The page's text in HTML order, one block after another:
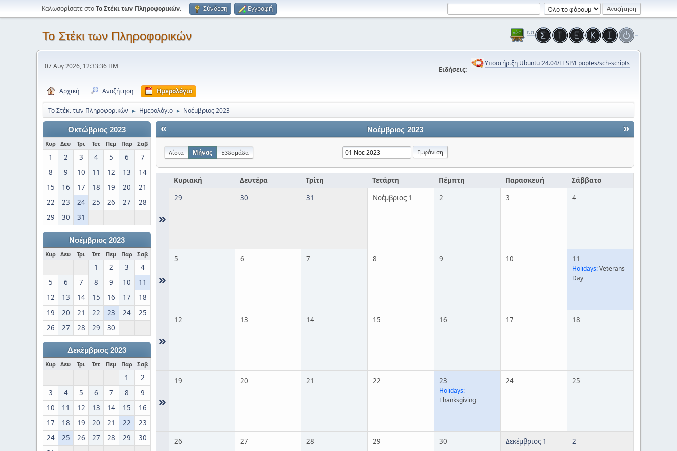
Καλωσορίσατε στοΤο Στέκι των Πληροφορικών. Σύνδεση Εγγραφή
Το Στέκι των Πληροφορικών
07 Αυγ 2026, 12:33:36 ΠΜ Ειδήσεις:
Υποστήριξη Ubuntu 24.04/LTSP/Epoptes/sch-scripts
Αρχική Αναζήτηση Ημερολόγιο
Το Στέκι των Πληροφορικών ► Ημερολόγιο ► Νοέμβριος 2023
Οκτώβριος 2023
Κυρ Δευ Τρι Τετ Πεμ Παρ Σαβ
1 2 3 4 5 6
7
8
9 10 11 12 13
14
15
16 17 18 19 20
21
22
23 24 25 26 27
28
29
30 31
Νοέμβριος 2023
Κυρ Δευ Τρι Τετ Πεμ Παρ Σαβ
1 2 3
4
5
6 7 8 9 10
11
12
13 14 15 16 17
18
19
20 21 22 23 24
25
26
27 28 29 30
Δεκέμβριος 2023
Κυρ Δευ Τρι Τετ Πεμ Παρ Σαβ
1
2
3
4 5 6 7 8
9
10
11 12 13 14 15
16
17
18 19 20 21 22
23
24
25 26 27 28 29
30
« »
Νοέμβριος 2023
Λίστα Μήνας Εβδομάδα
Κυριακή Δευτέρα Τρίτη Τετάρτη Πέμπτη Παρασκευή Σάββατο
»
29 30 31 Νοέμβριος 1 2 3 4
»
5 6 7 8 9 10 11
Holidays:Veterans
Day
»
12 13 14 15 16 17 18
»
19 20 21 22 23
Holidays:
Thanksgiving
24 25
26 27 28 29 30 Δεκέμβριος 1 2